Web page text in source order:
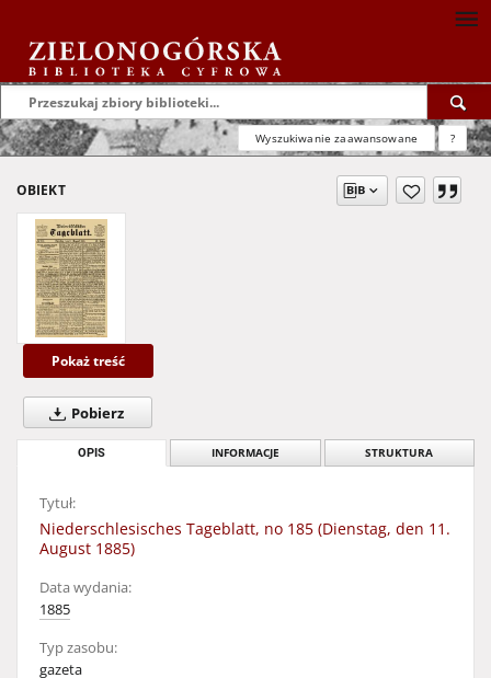
Wyszukiwanie zaawansowane ?
OBIEKT
Pokaż treść
Pobierz
OPIS INFORMACJE STRUKTURA
Tytuł:
Niederschlesisches Tageblatt, no 185 (Dienstag, den 11.
August 1885)
Data wydania:
1885
Typ zasobu:
gazeta